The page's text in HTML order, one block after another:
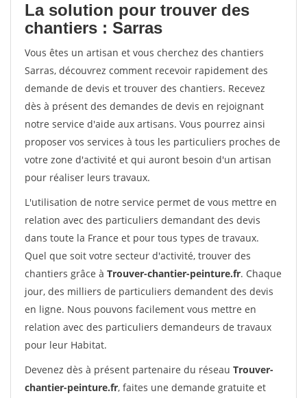
La solution pour trouver des
chantiers : Sarras
Vous êtes un artisan et vous cherchez des chantiers
Sarras, découvrez comment recevoir rapidement des
demande de devis et trouver des chantiers. Recevez
dès à présent des demandes de devis en rejoignant
notre service d'aide aux artisans. Vous pourrez ainsi
proposer vos services à tous les particuliers proches de
votre zone d'activité et qui auront besoin d'un artisan
pour réaliser leurs travaux.
L'utilisation de notre service permet de vous mettre en
relation avec des particuliers demandant des devis
dans toute la France et pour tous types de travaux.
Quel que soit votre secteur d'activité, trouver des
chantiers grâce à Trouver-chantier-peinture.fr. Chaque
jour, des milliers de particuliers demandent des devis
en ligne. Nous pouvons facilement vous mettre en
relation avec des particuliers demandeurs de travaux
pour leur Habitat.
Devenez dès à présent partenaire du réseau Trouver-
chantier-peinture.fr, faites une demande gratuite et